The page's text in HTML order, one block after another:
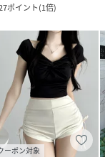
ポイント(1倍)
ーポン対象